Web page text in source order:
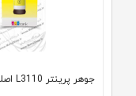
جوهر پرینتر L3110 اصلی EPSON